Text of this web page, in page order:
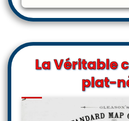
La Véritable
plat-